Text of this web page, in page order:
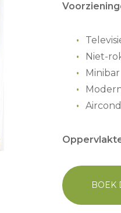
Niet-
Minibar
BOEK